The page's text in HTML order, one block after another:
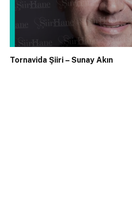
Tornavida Şiiri – Sunay Akın